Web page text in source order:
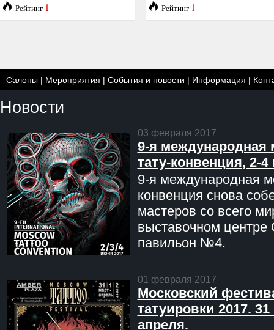
Рейтинг 1 Рейтинг 1
Салоны| Мероприятия | События и новости | Информация |
Новости
03 февраля 2017
9-я международная
тату-конвенция, 2-
9-я международная
конвенция снова
мастеров со всего
выставочном центре
павильон №4.
01 февраля 2017
Московский
татуировки 2017. 31
апреля.